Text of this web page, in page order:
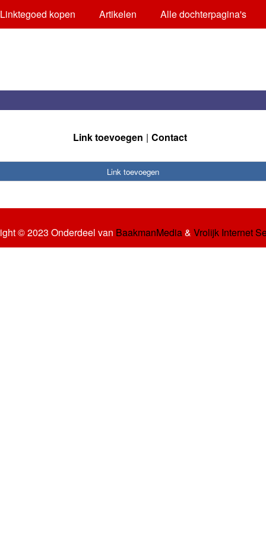
Linktegoed kopen Artikelen Alle dochterpagina's
Link toevoegen Contact
Link toevoegen
© 2023 Onderdeel van BaakmanMedia& Vrolijk Internet